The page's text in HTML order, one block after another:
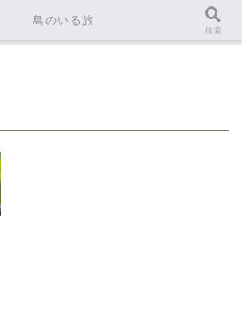
鳥のいる旅
検索